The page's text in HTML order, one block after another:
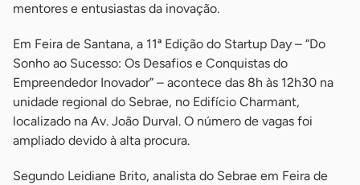
mentores e entusiastas da inovação.
Em Feira de Santana, a 11ª Edição do Startup Day – “Do
Sonho ao Sucesso: Os Desafios e Conquistas do
Empreendedor Inovador” – acontece das 8h às 12h30 na
unidade regional do Sebrae, no Edifício Charmant,
localizado na Av. João Durval. O número de vagas foi
ampliado devido à alta procura.
Segundo Leidiane Brito, analista do Sebrae em Feira de